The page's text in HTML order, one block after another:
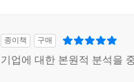
종이책 구매
기업에 대한 본원적 분석을